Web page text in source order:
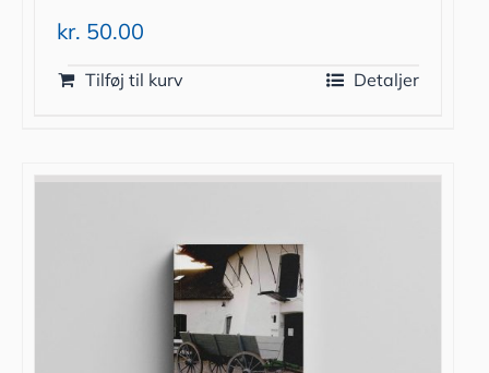
kr. 50.00
Tilføj til kurv Detaljer